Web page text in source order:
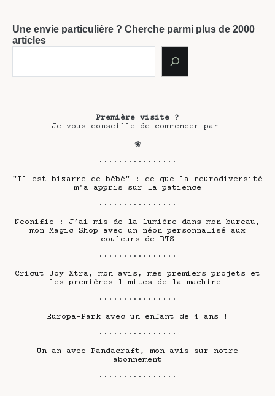
Une envie particulière ? Cherche parmi plus de 2000
articles
Première visite ?
Je vous conseille de commencer par…
❀
················
"Il est bizarre ce bébé" : ce que la neurodiversité
m'a appris sur la patience
················
Neonific : J’ai mis de la lumière dans mon bureau,
mon Magic Shop avec un néon personnalisé aux
couleurs de BTS
················
Cricut Joy Xtra, mon avis, mes premiers projets et
les premières limites de la machine…
················
Europa-Park avec un enfant de 4 ans !
················
Un an avec Pandacraft, mon avis sur notre
abonnement
················